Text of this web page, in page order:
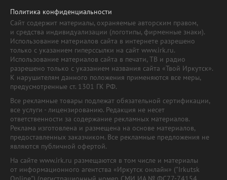
Политика конфиденциальности
Сайт содержит материалы, охраняемые авторским правом,
и средства индивидуализации (логотипы, фирменные знаки).
Использование материалов сайта в интернете разрешено
только с указанием гиперссылки на сайт www.irk.ru.
Использование материалов сайта в печати, ТВ и радио
разрешено только с указанием названия сайта «Твой Иркутск».
К нарушителям данного положения применяются все меры,
предусмотренные ст. 1301 ГК РФ.
Все рекламные товары подлежат обязательной сертификации,
все услуги - лицензированию. Редакция не несет
ответственности за содержание рекламных материалов.
Реклама изготовлена и размещена на основе материалов,
предоставленных заказчиком. Все рекламные предложения не
являются публичной офертой.
На сайте www.irk.ru размещаются в том числе и материалы
от информационного агентства «Иркутск онлайн» ("Irkutsk